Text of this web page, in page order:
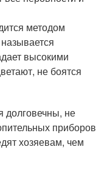
методом
высокими
не боятся
долговечны, не
приборов
хозяевам, чем